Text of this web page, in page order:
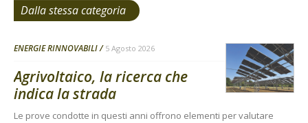
Dalla stessa categoria
ENERGIE RINNOVABILI 5 Agosto 2026
Agrivoltaico, la ricerca che
indica la strada
Le prove condotte in questi anni offrono elementi per valutare